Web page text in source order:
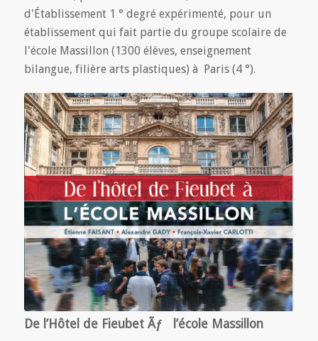
d'Établissement 1 ° degré expérimenté, pour un
établissement qui fait partie du groupe scolaire de
l'école Massillon (1300 élèves, enseignement
bilangue, filière arts plastiques) à Paris (4 °).
De l’Hôtel de Fieubet Ãƒ l’école Massillon